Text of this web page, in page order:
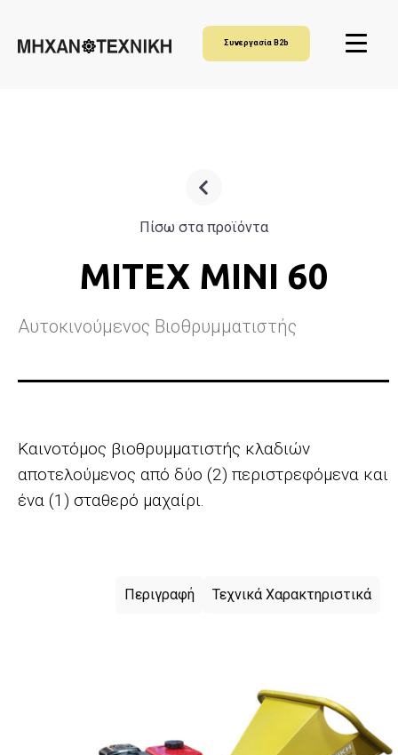
Συνεργασία B2b
Πίσω στα προϊόντα
MITEX MINI 60
Αυτοκινούμενος Βιοθρυμματιστής
Καινοτόμος βιοθρυμματιστής κλαδιών
αποτελούμενος από δύο (2) περιστρεφόμενα και
ένα (1) σταθερό μαχαίρι.
Περιγραφή Τεχνικά Χαρακτηριστικά